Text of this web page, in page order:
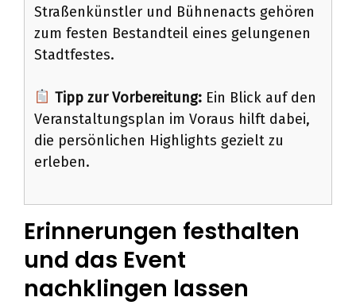
Straßenkünstler und Bühnenacts gehören
zum festen Bestandteil eines gelungenen
Stadtfestes.
Tipp zur Vorbereitung:Ein Blick auf den
Veranstaltungsplan im Voraus hilft dabei,
die persönlichen Highlights gezielt zu
erleben.
Erinnerungen festhalten
und das Event
nachklingen lassen